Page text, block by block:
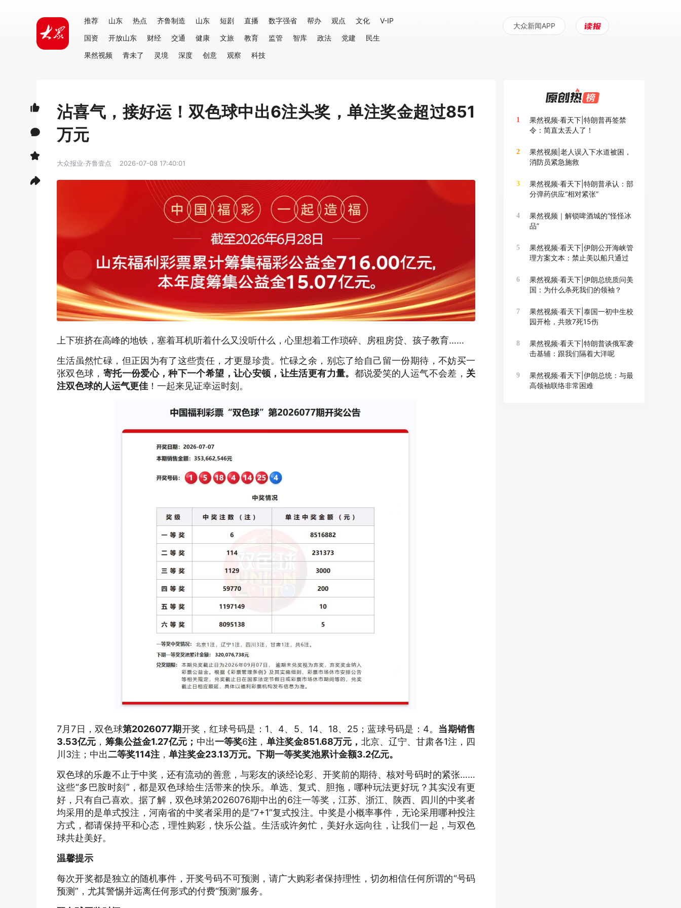
推荐 山东 热点 齐鲁制造 山东 短剧 直播 数字强省 帮办 观点 文化
V-IP
国资
开放山东 财经 交通 健康 文旅 教育 监管 智库 政法 党建
民生
果然视频
青未了 灵境 深度 创意 观察 科技
大众新闻APP
沾喜气，接好运！双色球中出6注头奖，单注奖金超过851
万元
大众报业·齐鲁壹点 2026-07-08 17:40:01
上下班挤在高峰的地铁，塞着耳机听着什么又没听什么，心里想着工作琐碎、房租房贷、孩子教育……
生活虽然忙碌，但正因为有了这些责任，才更显珍贵。忙碌之余，别忘了给自己留一份期待，不妨买一
张双色球， 寄托一份爱心，种下一个希望， 让心安顿，让生活更有力量。 都说爱笑的人运气不会差， 关
注双色球的人运气更佳 ！一起来见证幸运时刻。
7月7日，双色球第2026077期开奖，红球号码是：1、4、5、14、18、25；蓝球号码是：4。 当期销售
3.53亿元 ， 筹集公益金1.27亿元； 中出一等奖6注 ， 单注奖金851.68万元， 北京、辽宁、甘肃各1注，四
川3注；中出二等奖114注 ， 单注奖金23.13万元。 下期一等奖奖池累计金额3.2亿元。
双色球的乐趣不止于中奖，还有流动的善意，与彩友的谈经论彩、开奖前的期待、核对号码时的紧张……
这些“多巴胺时刻”，都是双色球给生活带来的快乐。单选、复式、胆拖，哪种玩法更好玩？其实没有更
好，只有自己喜欢。据了解，双色球第2026076期中出的6注一等奖，江苏、浙江、陕西、四川的中奖者
均采用的是单式投注，河南省的中奖者采用的是“7+1”复式投注。中奖是小概率事件，无论采用哪种投注
方式，都请保持平和心态，理性购彩，快乐公益。生活或许匆忙，美好永远向往，让我们一起，与双色
球共赴美好。
温馨提示
每次开奖都是独立的随机事件，开奖号码不可预测，请广大购彩者保持理性，切勿相信任何所谓的“号码
预测”，尤其警惕并远离任何形式的付费“预测”服务。
1
果然视频·看天下|特朗普再签禁
令：简直太丢人了！
2
果然视频|老人误入下水道被困，
消防员紧急施救
3
果然视频·看天下|特朗普承认：部
分弹药供应“相对紧张”
4
果然视频｜解锁啤酒城的“怪怪冰
品”
5
果然视频·看天下|伊朗公开海峡管
理方案文本：禁止美以船只通过
6
果然视频·看天下|伊朗总统质问美
国：为什么杀死我们的领袖？
7
果然视频·看天下|泰国一初中生校
园开枪，共致7死15伤
8
果然视频·看天下|特朗普谈俄军袭
击基辅：跟我们隔着大洋呢
9
果然视频·看天下|伊朗总统：与最
高领袖联络非常困难